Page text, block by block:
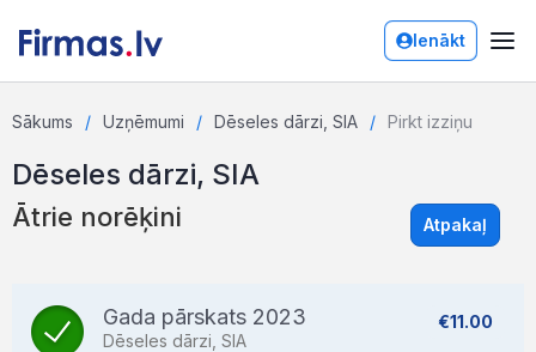
Ienākt
Sākums Uzņēmumi Dēseles dārzi, SIA Pirkt izziņu
Dēseles dārzi, SIA
Ātrie norēķini Atpakaļ
Gada pārskats 2023
Dēseles dārzi, SIA
€11.00